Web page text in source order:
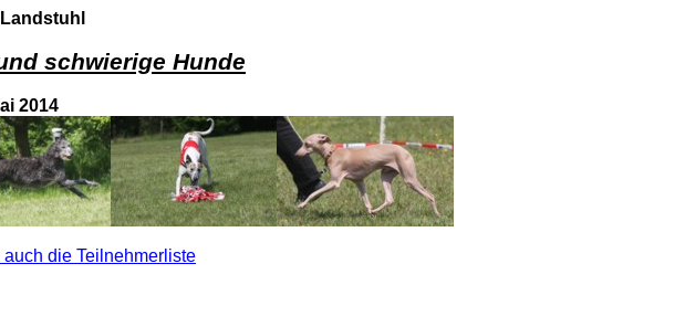
schwierige Hunde
2014
die Teilnehmerliste